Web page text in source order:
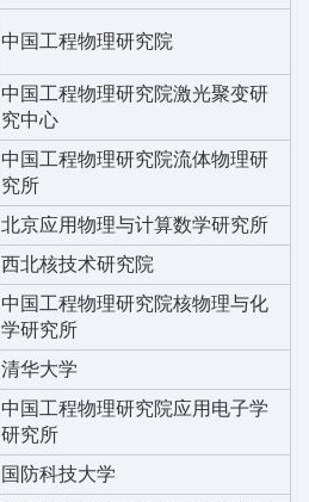
中国工程物理研究院
中国工程物理研究院激光聚变研
究中心
中国工程物理研究院流体物理研
究所
北京应用物理与计算数学研究所
西北核技术研究院
中国工程物理研究院核物理与化
学研究所
清华大学
中国工程物理研究院应用电子学
研究所
国防科技大学